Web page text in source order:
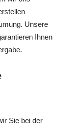
Unsere
Ihnen
Sie bei der